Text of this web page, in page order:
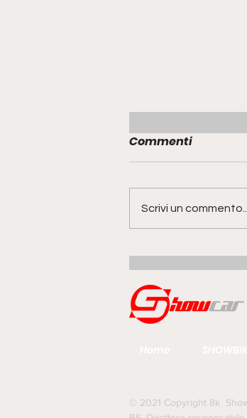
Range Rover
anima della
guarda al
turismo
Commenti
Scrivi un commento...
© 2021 Copyright 8k